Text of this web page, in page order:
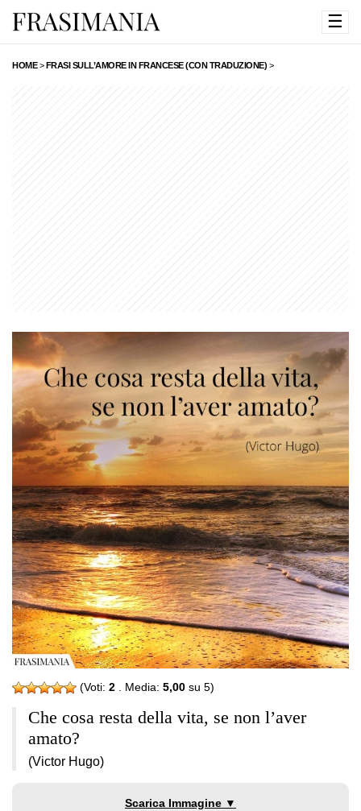
☰
HOME>FRASI SULL’AMORE IN FRANCESE (CON TRADUZIONE) >
(Voti: 2 . Media: 5,00 su 5)
Che cosa resta della vita, se non l’aver
amato?
(Victor Hugo)
Scarica Immagine ▼